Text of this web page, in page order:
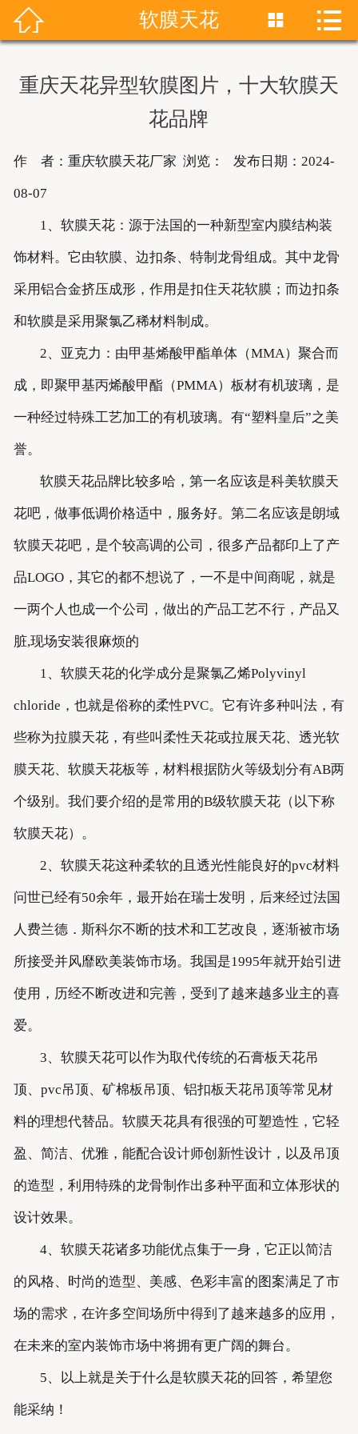
首页
联系我们
 软膜天花  
重庆天花异型软膜图片，十大软膜天
花品牌
作 者：重庆软膜天花厂家 浏览： 发布日期：2024-
08-07
1、软膜天花：源于法国的一种新型室内膜结构装
饰材料。它由软膜、边扣条、特制龙骨组成。其中龙骨
采用铝合金挤压成形，作用是扣住天花软膜；而边扣条
和软膜是采用聚氯乙稀材料制成。
2、亚克力：由甲基烯酸甲酯单体（MMA）聚合而
成，即聚甲基丙烯酸甲酯（PMMA）板材有机玻璃，是
一种经过特殊工艺加工的有机玻璃。有“塑料皇后”之美
誉。
软膜天花品牌比较多哈，第一名应该是科美软膜天
花吧，做事低调价格适中，服务好。第二名应该是朗域
软膜天花吧，是个较高调的公司，很多产品都印上了产
品LOGO，其它的都不想说了，一不是中间商呢，就是
一两个人也成一个公司，做出的产品工艺不行，产品又
脏,现场安装很麻烦的
1、软膜天花的化学成分是聚氯乙烯Polyvinyl
chloride，也就是俗称的柔性PVC。它有许多种叫法，有
些称为拉膜天花，有些叫柔性天花或拉展天花、透光软
膜天花、软膜天花板等，材料根据防火等级划分有AB两
个级别。我们要介绍的是常用的B级软膜天花（以下称
软膜天花）。
2、软膜天花这种柔软的且透光性能良好的pvc材料
问世已经有50余年，最开始在瑞士发明，后来经过法国
人费兰德．斯科尔不断的技术和工艺改良，逐渐被市场
所接受并风靡欧美装饰市场。我国是1995年就开始引进
使用，历经不断改进和完善，受到了越来越多业主的喜
爱。
3、软膜天花可以作为取代传统的石膏板天花吊
顶、pvc吊顶、矿棉板吊顶、铝扣板天花吊顶等常见材
料的理想代替品。软膜天花具有很强的可塑造性，它轻
盈、简洁、优雅，能配合设计师创新性设计，以及吊顶
的造型，利用特殊的龙骨制作出多种平面和立体形状的
设计效果。
4、软膜天花诸多功能优点集于一身，它正以简洁
的风格、时尚的造型、美感、色彩丰富的图案满足了市
场的需求，在许多空间场所中得到了越来越多的应用，
在未来的室内装饰市场中将拥有更广阔的舞台。
5、以上就是关于什么是软膜天花的回答，希望您
能采纳！